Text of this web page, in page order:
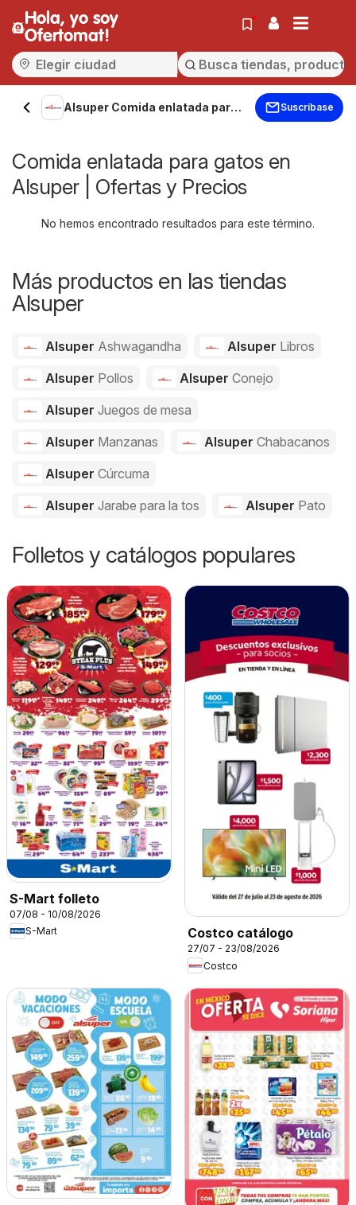
Hola, yo soy
Ofertomat!
Alsuper Comida enlatada para
Suscríbase
Comida enlatada para gatos en
Alsuper | Ofertas y Precios
No hemos encontrado resultados para este término.
Más productos en las tiendas
Alsuper
Alsuper Ashwagandha Alsuper Libros
Alsuper Pollos Alsuper Conejo
Alsuper Juegos de mesa
Alsuper Manzanas Alsuper Chabacanos
Alsuper Cúrcuma
Alsuper Jarabe para la tos Alsuper Pato
Folletos y catálogos populares
S-Mart folleto
07/08 - 10/08/2026
S-Mart
Costco catálogo
27/07 - 23/08/2026
Costco